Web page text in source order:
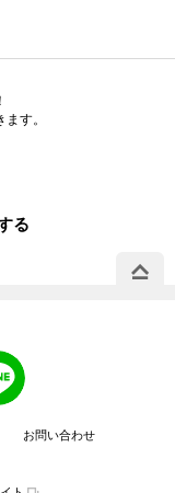
す。
る
お問い合わせ